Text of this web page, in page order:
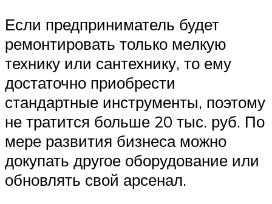
Если предприниматель будет
ремонтировать только мелкую
технику или сантехнику, то ему
достаточно приобрести
стандартные инструменты, поэтому
не тратится больше 20 тыс. руб. По
мере развития бизнеса можно
докупать другое оборудование или
обновлять свой арсенал.